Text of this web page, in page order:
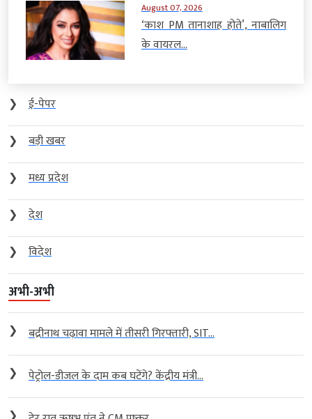
August 07, 2026
‘काश PM तानाशाह होते’, नाबालिग
के वायरल...
❯
ई-पेपर
❯
बड़ी खबर
❯
मध्य प्रदेश
❯
देश
❯
विदेश
अभी-अभी
❯ बद्रीनाथ चढ़ावा मामले में तीसरी गिरफ्तारी, SIT...
❯ पेट्रोल-डीजल के दाम कब घटेंगे? केंद्रीय मंत्री...